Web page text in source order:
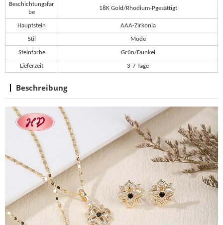
Beschichtungsfar
be
18K Gold/Rhodium-Pgesättigt
Hauptstein AAA-Zirkonia
Stil Mode
Steinfarbe Grün/Dunkel
Lieferzeit 3-7 Tage
Beschreibung